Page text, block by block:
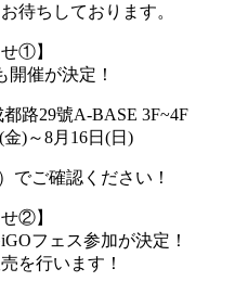
待ちしております。
せ①】
開催が決定！
路29號A-BASE 3F~4F
)～8月16日(日)
でご確認ください！
せ②】
フェス参加が決定！
を行います！